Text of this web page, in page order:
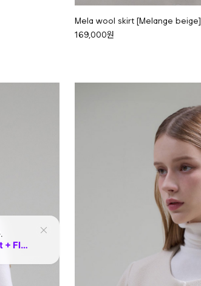
Mela wool skirt [Melange beige]
169,000원